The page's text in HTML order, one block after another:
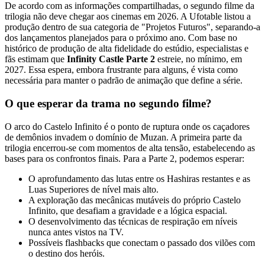
De acordo com as informações compartilhadas, o segundo filme da
trilogia não deve chegar aos cinemas em 2026. A Ufotable listou a
produção dentro de sua categoria de "Projetos Futuros", separando-a
dos lançamentos planejados para o próximo ano. Com base no
histórico de produção de alta fidelidade do estúdio, especialistas e
fãs estimam que Infinity Castle Parte 2 estreie, no mínimo, em
2027. Essa espera, embora frustrante para alguns, é vista como
necessária para manter o padrão de animação que define a série.
O que esperar da trama no segundo filme?
O arco do Castelo Infinito é o ponto de ruptura onde os caçadores
de demônios invadem o domínio de Muzan. A primeira parte da
trilogia encerrou-se com momentos de alta tensão, estabelecendo as
bases para os confrontos finais. Para a Parte 2, podemos esperar:
O aprofundamento das lutas entre os Hashiras restantes e as
Luas Superiores de nível mais alto.
A exploração das mecânicas mutáveis do próprio Castelo
Infinito, que desafiam a gravidade e a lógica espacial.
O desenvolvimento das técnicas de respiração em níveis
nunca antes vistos na TV.
Possíveis flashbacks que conectam o passado dos vilões com
o destino dos heróis.